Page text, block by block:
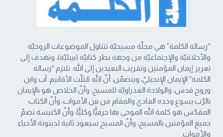
“رسالة الكلمة” هي مجلّة مسيحيّة تتناول الموضوعات الروحيّة
والأخلاقيّة والإجتماعيّة من ‏وجهة نظر كتابيّة (بيبليّة)، وتهدف إلى
تعزيز إيمان المؤمنين وتقريب البعيدين إلى الله. تلتزم “رسالة
‏الكلمة” الإيمان الإنجيليّ، ويتضمّن: أنّ الله مُثلّث الأقانيم: آب وابن
وروح قدس، والولادة العذراويّة ‏للمسيح، وأنّ الخلاص هو بالإيمان
بالرّب يسوع وحده الفادي والمقام من بين الأموات، وأنّ الكتاب
‏المقدّس هو كلمة الله الموحى بها حرفيًّا وكليًّا، وأنّ الكنيسة تضمّ
جميع المؤمنين بالمسيح، وأنّ المسيح ‏سيعود ثانية لدينونة الأحياء
والأموات. ‏